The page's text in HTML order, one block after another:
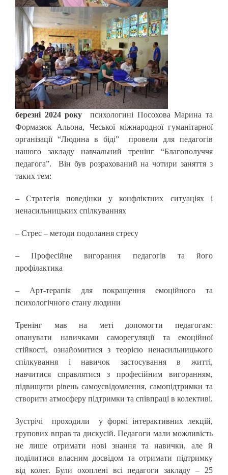
березні 2024 року психологині Посохова Марина та
Формазюк Альона, Чеської міжнародної гуманітарної
організації “Людина в біді” провели для педагогів
нашого закладу навчальний тренінг “Благополуччя
педагога”. Він був розрахований на чотири заняття з
таких тем:
– Стратегія поведінки у конфліктних ситуаціях і
ненасильницьких спілкуваннях
– Стрес – методи подолання стресу
– Професійне вигорання педагогів та його
профілактика
– Арт-терапія для покращення емоційного та
психологічного стану людини
Тренінг мав на меті допомогти педагогам:
опанувати навичками саморегуляції та емоційної
стійкості, ознайомитися з теорією ненасильницького
спілкування і навичок застосування в житті,
навчитися справлятися з професійним вигоранням,
підвищити рівень самоусвідомлення, самопідтримки та
створити атмосферу підтримки та співпраці в колективі.
Зустрічі проходили у формі інтерактивних лекцій,
групових вправ та дискусій. Педагоги мали можливість
не лише отримати нові знання та навички, але й
поділитися власним досвідом та отримати підтримку
від колег. Були охоплені всі педагоги закладу – 25